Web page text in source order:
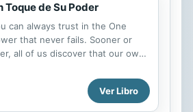
Toque de Su Poder
can always trust in the One
that never fails. Sooner or
all of us discover that our own
personal resources fall short in
face of the things life can dish
Ver Libro